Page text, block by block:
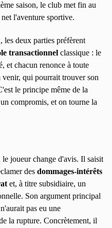
saison, le club met fin au
l'aventure sportive.
les deux parties préfèrent
transactionnel classique : le
et chacun renonce à toute
venir, qui pourrait trouver son
le principe même de la
compromis, et on tourne la
joueur change d'avis. Il saisit
des dommages-intérêts
et, à titre subsidiaire, un
Son argument principal
pas eu une
la rupture. Concrètement, il